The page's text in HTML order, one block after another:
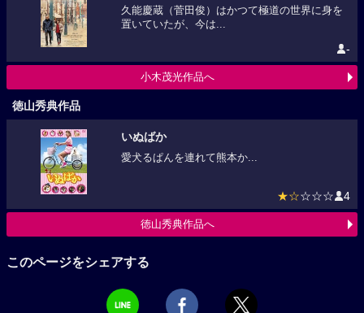
久能慶蔵（菅田俊）はかつて極道の世界に身を
置いていたが、今は...
-
小木茂光作品へ
徳山秀典作品
いぬばか
愛犬るぱんを連れて熊本か...
★☆☆☆☆ 4
徳山秀典作品へ
このページをシェアする